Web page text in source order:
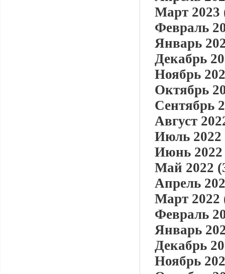
Март 2023
Февраль
Январь
Декабрь
Ноябрь
Октябрь
Сентябрь
Август
Июль 2022
Июнь 2022
Май 2022
Апрель
Март 2022
Февраль
Январь
Декабрь
Ноябрь